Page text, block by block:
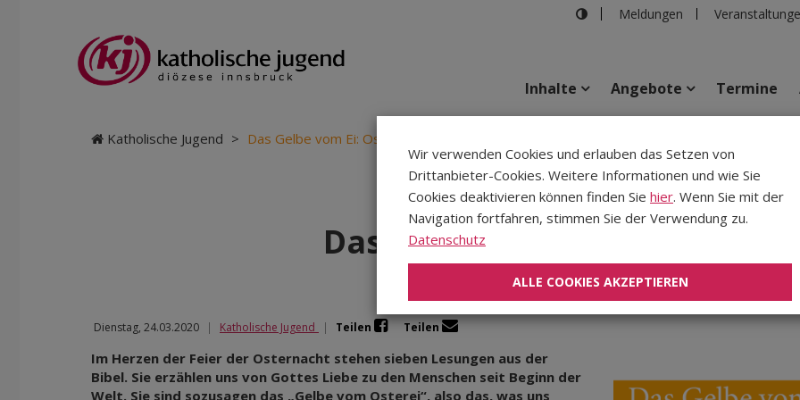
Meldungen
Inhalte Angebote Termine
Katholische Jugend > Das Gelbe vom Ei: Ostern erzählen
Das Gelbe vom Ei: Ostern
Dienstag, 24.03.2020 | Katholische Jugend | Teilen Teilen
Im Herzen der Feier der Osternacht stehen sieben Lesungen aus der
Bibel. Sie erzählen uns von Gottes Liebe zu den Menschen seit Beginn der
Welt. Sie sind sozusagen das „Gelbe vom Osterei“, also das, was uns
Wir verwenden Cookies und erlauben das Setzen von
Drittanbieter-Cookies. Weitere Informationen und wie Sie
Cookies deaktivieren können finden Sie hier. Wenn Sie mit der
Navigation fortfahren, stimmen Sie der Verwendung zu.
Datenschutz
ALLE COOKIES AKZEPTIEREN